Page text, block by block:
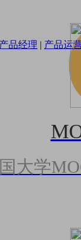
产品经理 | 产品运
大学